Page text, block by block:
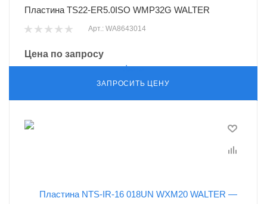
Пластина TS22-ER5.0ISO WMP32G WALTER
Арт.: WA8643014
Цена по запросу
ЗАПРОСИТЬ ЦЕНУ